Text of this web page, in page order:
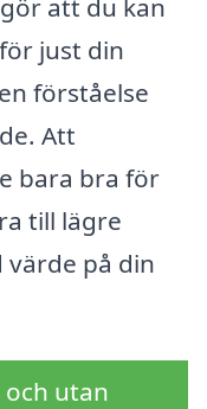
att du kan
just din
förståelse
Att
bara bra för
till lägre
på din
utan